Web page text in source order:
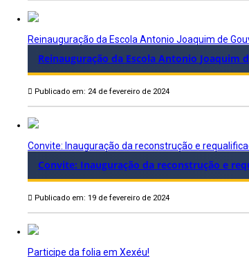
Reinauguração da Escola Antonio Joaquim de
Reinauguração da Escola Antonio Joaquim
Publicado em: 24 de fevereiro de 2024
Convite: Inauguração da reconstrução e
Convite: Inauguração da reconstrução e
Publicado em: 19 de fevereiro de 2024
Participe da folia em Xexéu!